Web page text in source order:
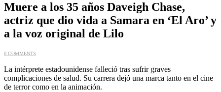
Muere a los 35 años Daveigh Chase,
actriz que dio vida a Samara en ‘El Aro’ y
a la voz original de Lilo
0 COMMENTS
La intérprete estadounidense falleció tras sufrir graves
complicaciones de salud. Su carrera dejó una marca tanto en el cine
de terror como en la animación.